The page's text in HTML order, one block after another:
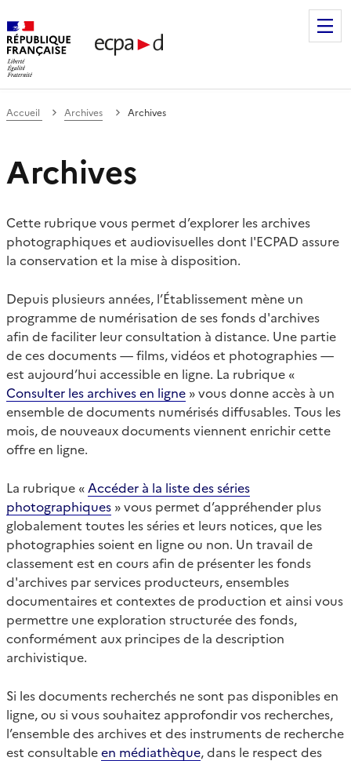
de communication et de production
Accueil Archives Archives
Archives
Cette rubrique vous permet d’explorer les archives
photographiques et audiovisuelles dont l'ECPAD assure
la conservation et la mise à disposition.
Depuis plusieurs années, l’Établissement mène un
programme de numérisation de ses fonds d'archives
afin de faciliter leur consultation à distance. Une partie
de ces documents — films, vidéos et photographies —
est aujourd’hui accessible en ligne. La rubrique «
Consulter les archives en ligne » vous donne accès à un
ensemble de documents numérisés diffusables. Tous les
mois, de nouveaux documents viennent enrichir cette
offre en ligne.
La rubrique « Accéder à la liste des séries
photographiques » vous permet d’appréhender plus
globalement toutes les séries et leurs notices, que les
photographies soient en ligne ou non. Un travail de
classement est en cours afin de présenter les fonds
d'archives par services producteurs, ensembles
documentaires et contextes de production et ainsi vous
permettre une exploration structurée des fonds,
conformément aux principes de la description
archivistique.
Si les documents recherchés ne sont pas disponibles en
ligne, ou si vous souhaitez approfondir vos recherches,
l’ensemble des archives et des instruments de recherche
est consultableen médiathèque, dans le respect des